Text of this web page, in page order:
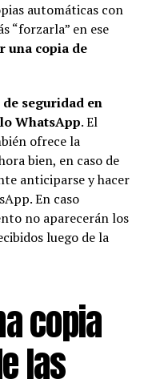
automáticas con
“forzarla” en ese
una copia de
de seguridad en
WhatsApp. El
ofrece la
bien, en caso de
anticiparse y hacer
En caso
no aparecerán los
luego de la
copia
las